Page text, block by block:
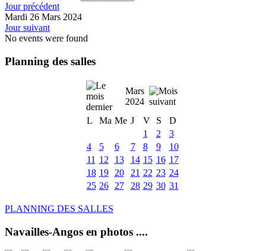
Jour précédent
Mardi 26 Mars 2024
Jour suivant
No events were found
Planning des salles
Mars
2024
L
Ma Me J V S
D
1
2
3
4
5 6 7 8 9
10
11 12 13 14 15 16 17
18 19 20 21 22 23 24
25 26 27 28 29 30 31
PLANNING DES SALLES
Navailles-Angos en photos ....